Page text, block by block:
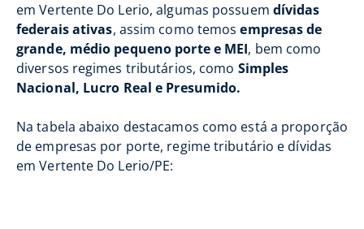
em Vertente Do Lerio, algumas possuem dívidas
federais ativas, assim como temosempresas de
grande, médio pequeno porte e MEI, bem como
diversos regimes tributários, como Simples
Nacional, Lucro Real e Presumido.
Na tabela abaixo destacamos como está a proporção
de empresas por porte, regime tributário e dívidas
em Vertente Do Lerio/PE: